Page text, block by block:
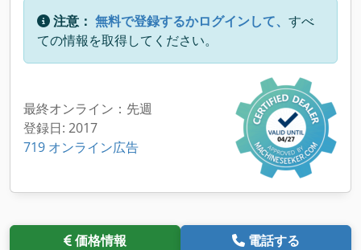
注意： 無料で登録するかログインして、 すべ
ての情報を取得してください。
最終オンライン：先週
登録日: 2017
719 オンライン広告
価格情報 電話する